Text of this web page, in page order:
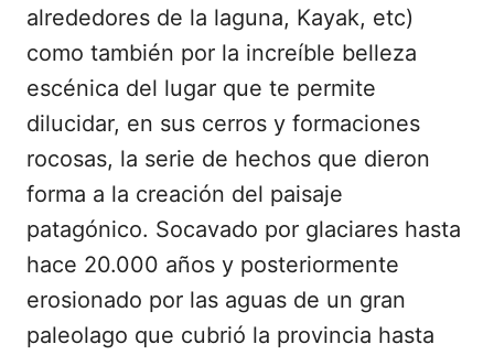
alrededores de la laguna, Kayak, etc)
como también por la increíble belleza
escénica del lugar que te permite
dilucidar, en sus cerros y formaciones
rocosas, la serie de hechos que dieron
forma a la creación del paisaje
patagónico. Socavado por glaciares hasta
hace 20.000 años y posteriormente
erosionado por las aguas de un gran
paleolago que cubrió la provincia hasta